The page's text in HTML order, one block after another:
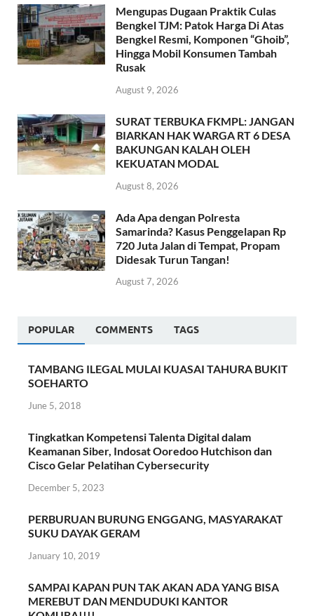
Mengupas Dugaan Praktik Culas
Bengkel TJM: Patok Harga Di Atas
Bengkel Resmi, Komponen “Ghoib”,
Hingga Mobil Konsumen Tambah
Rusak
August 9, 2026
SURAT TERBUKA FKMPL: JANGAN
BIARKAN HAK WARGA RT 6 DESA
BAKUNGAN KALAH OLEH
KEKUATAN MODAL
August 8, 2026
Ada Apa dengan Polresta
Samarinda? Kasus Penggelapan Rp
720 Juta Jalan di Tempat, Propam
Didesak Turun Tangan!
August 7, 2026
POPULAR COMMENTS TAGS
TAMBANG ILEGAL MULAI KUASAI TAHURA BUKIT
SOEHARTO
June 5, 2018
Tingkatkan Kompetensi Talenta Digital dalam
Keamanan Siber, Indosat Ooredoo Hutchison dan
Cisco Gelar Pelatihan Cybersecurity
December 5, 2023
PERBURUAN BURUNG ENGGANG, MASYARAKAT
SUKU DAYAK GERAM
January 10, 2019
SAMPAI KAPAN PUN TAK AKAN ADA YANG BISA
MEREBUT DAN MENDUDUKI KANTOR